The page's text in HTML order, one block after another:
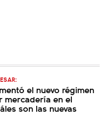
el nuevo régimen
mercadería en el
son las nuevas